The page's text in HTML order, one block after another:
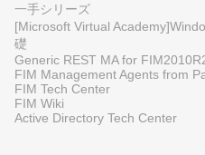
一手シリーズ
[Microsoft Virtual
礎
Generic REST MA for
FIM Management Agents from
FIM Tech Center
FIM Wiki
Active Directory Tech Center